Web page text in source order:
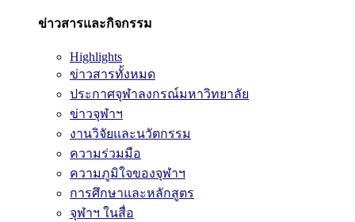
ข่าวสารและกิจกรรม
Highlights
ข่าวสารทั้งหมด
ประกาศจุฬาลงกรณ์มหาวิทยาลัย
ข่าวจุฬาฯ
งานวิจัยและนวัตกรรม
ความร่วมมือ
ความภูมิใจของจุฬาฯ
การศึกษาและหลักสูตร
จุฬาฯ ในสื่อ